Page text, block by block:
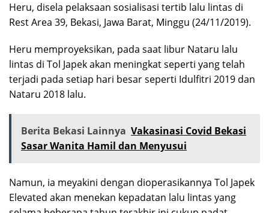
Heru, disela pelaksaan sosialisasi tertib lalu lintas di
Rest Area 39, Bekasi, Jawa Barat, Minggu (24/11/2019).
Heru memproyeksikan, pada saat libur Nataru lalu
lintas di Tol Japek akan meningkat seperti yang telah
terjadi pada setiap hari besar seperti Idulfitri 2019 dan
Nataru 2018 lalu.
Berita Bekasi Lainnya Vakasinasi Covid Bekasi
Sasar Wanita Hamil dan Menyusui
Namun, ia meyakini dengan dioperasikannya Tol Japek
Elevated akan menekan kepadatan lalu lintas yang